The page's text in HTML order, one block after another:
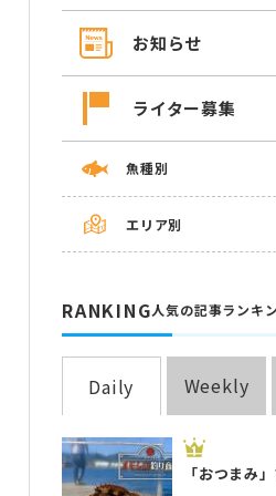
お知らせ
ライター募集
魚種別
エリア別
RANKING人気の記事ランキ
Daily Weekly
「おつまみ